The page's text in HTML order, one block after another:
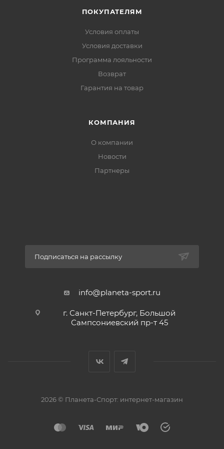
раздражение кожи
Регулировка по низу:адаптация посадки куртки
под слой одежды и усиление ветрозащиты
ПОКУПАТЕЛЯМ
Условия оплаты
Условия доставки
Программа лояльности
Возврат
Гарантия на товар
КОМПАНИЯ
О компании
Новости
Партнеры
Подписаться на рассылку
info@planeta-sport.ru
г. Санкт-Петербург, Большой
Сампсониевский пр-т 45
2026 © Планета-Спорт: интернет-магазин